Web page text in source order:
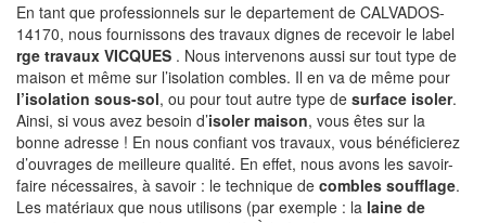
En tant que professionnels sur le departement de CALVADOS-
14170, nous fournissons des travaux dignes de recevoir le label
rge travaux VICQUES . Nous intervenons aussi sur tout type de
maison et même sur l’isolation combles. Il en va de même pour
l’isolation sous-sol, ou pour tout autre type de surface isoler.
Ainsi, si vous avez besoin d’isoler maison, vous êtes sur la
bonne adresse ! En nous confiant vos travaux, vous bénéficierez
d’ouvrages de meilleure qualité. En effet, nous avons les savoir-
faire nécessaires, à savoir : le technique de combles soufflage.
Les matériaux que nous utilisons (par exemple : la laine de